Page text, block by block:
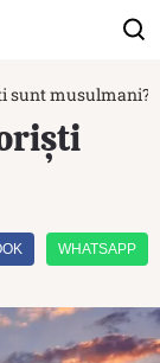
sunt musulmani?
WHATSAPP